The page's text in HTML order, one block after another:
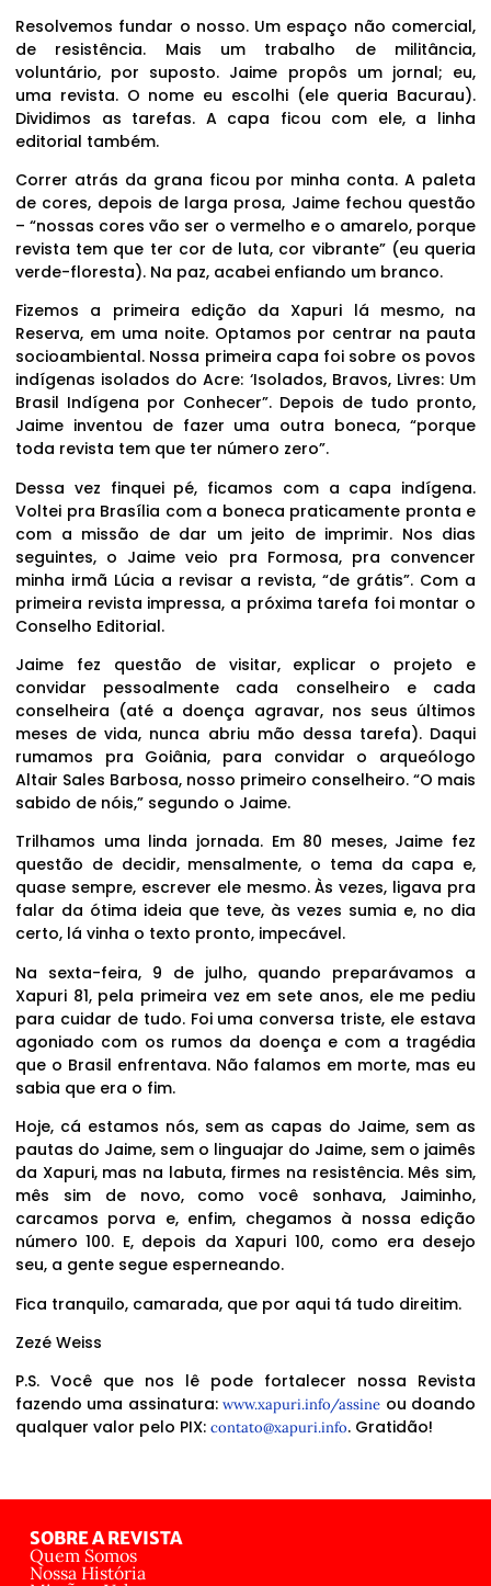
Resolvemos fundar o nosso. Um espaço não comercial,
de resistência. Mais um trabalho de militância,
voluntário, por suposto. Jaime propôs um jornal; eu,
uma revista. O nome eu escolhi (ele queria Bacurau).
Dividimos as tarefas. A capa ficou com ele, a linha
editorial também.
Correr atrás da grana ficou por minha conta. A paleta
de cores, depois de larga prosa, Jaime fechou questão
– “nossas cores vão ser o vermelho e o amarelo, porque
revista tem que ter cor de luta, cor vibrante” (eu queria
verde-floresta). Na paz, acabei enfiando um branco.
Fizemos a primeira edição da Xapuri lá mesmo, na
Reserva, em uma noite. Optamos por centrar na pauta
socioambiental. Nossa primeira capa foi sobre os povos
indígenas isolados do Acre: ‘Isolados, Bravos, Livres: Um
Brasil Indígena por Conhecer”. Depois de tudo pronto,
Jaime inventou de fazer uma outra boneca, “porque
toda revista tem que ter número zero”.
Dessa vez finquei pé, ficamos com a capa indígena.
Voltei pra Brasília com a boneca praticamente pronta e
com a missão de dar um jeito de imprimir. Nos dias
seguintes, o Jaime veio pra Formosa, pra convencer
minha irmã Lúcia a revisar a revista, “de grátis”. Com a
primeira revista impressa, a próxima tarefa foi montar o
Conselho Editorial.
Jaime fez questão de visitar, explicar o projeto e
convidar pessoalmente cada conselheiro e cada
conselheira (até a doença agravar, nos seus últimos
meses de vida, nunca abriu mão dessa tarefa). Daqui
rumamos pra Goiânia, para convidar o arqueólogo
Altair Sales Barbosa, nosso primeiro conselheiro. “O mais
sabido de nóis,” segundo o Jaime.
Trilhamos uma linda jornada. Em 80 meses, Jaime fez
questão de decidir, mensalmente, o tema da capa e,
quase sempre, escrever ele mesmo. Às vezes, ligava pra
falar da ótima ideia que teve, às vezes sumia e, no dia
certo, lá vinha o texto pronto, impecável.
Na sexta-feira, 9 de julho, quando preparávamos a
Xapuri 81, pela primeira vez em sete anos, ele me pediu
para cuidar de tudo. Foi uma conversa triste, ele estava
agoniado com os rumos da doença e com a tragédia
que o Brasil enfrentava. Não falamos em morte, mas eu
sabia que era o fim.
Hoje, cá estamos nós, sem as capas do Jaime, sem as
pautas do Jaime, sem o linguajar do Jaime, sem o jaimês
da Xapuri, mas na labuta, firmes na resistência. Mês sim,
mês sim de novo, como você sonhava, Jaiminho,
carcamos porva e, enfim, chegamos à nossa edição
número 100. E, depois da Xapuri 100, como era desejo
seu, a gente segue esperneando.
Fica tranquilo, camarada, que por aqui tá tudo direitim.
Zezé Weiss
P.S. Você que nos lê pode fortalecer nossa Revista
fazendo uma assinatura:www.xapuri.info/assine ou doando
qualquer valor pelo PIX: contato@xapuri.info. Gratidão!
SOBRE A REVISTA
Quem Somos
Nossa História